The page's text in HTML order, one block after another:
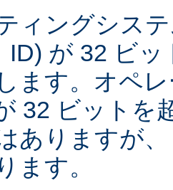
ィングシス
ID) が 32 ビ
ます。オペ
32 ビットを
ありますが
ます。